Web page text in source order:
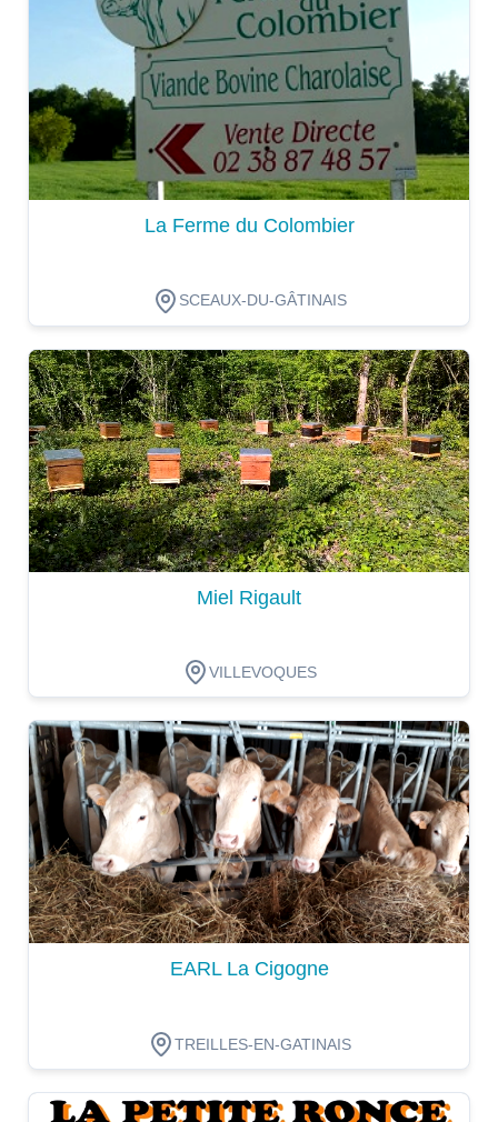
Dégustation
La Ferme du Colombier
SCEAUX-DU-GÂTINAIS
Dégustation
Miel Rigault
VILLEVOQUES
Dégustation
EARL La Cigogne
TREILLES-EN-GATINAIS